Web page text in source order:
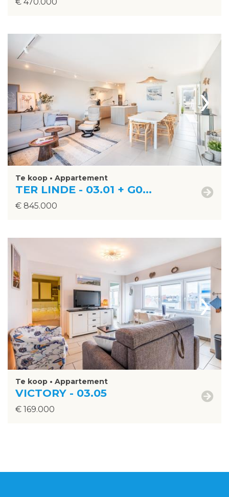
›
Te koop • Appartement
TER LINDE - 03.01 + G0...
€ 845.000
›
Te koop • Appartement
VICTORY - 03.05
€ 169.000